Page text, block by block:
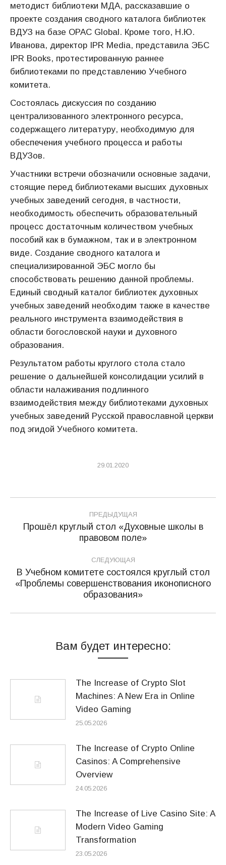
методист библиотеки МДА, рассказавшие о
проекте создания сводного каталога библиотек
ВДУЗ на базе OPAC Global. Кроме того, Н.Ю.
Иванова, директор IPR Media, представила ЭБС
IPR Books, протестированную раннее
библиотеками по представлению Учебного
комитета.
Состоялась дискуссия по созданию
централизованного электронного ресурса,
содержащего литературу, необходимую для
обеспечения учебного процесса и работы
ВДУЗов.
Участники встречи обозначили основные задачи,
стоящие перед библиотеками высших духовных
учебных заведений сегодня, в частности,
необходимость обеспечить образовательный
процесс достаточным количеством учебных
пособий как в бумажном, так и в электронном
виде. Создание сводного каталога и
специализированной ЭБС могло бы
способствовать решению данной проблемы.
Единый сводный каталог библиотек духовных
учебных заведений необходим также в качестве
реального инструмента взаимодействия в
области богословской науки и духовного
образования.
Результатом работы круглого стола стало
решение о дальнейшей консолидации усилий в
области налаживания подлинного
взаимодействия между библиотеками духовных
учебных заведений Русской православной церкви
под эгидой Учебного комитета.
29.01.2020
Навигация
по
ПРЕДЫДУЩАЯ
Предыдущая
Прошёл круглый стол «Духовные школы в
правовом поле»
СЛЕДУЮЩАЯ
Следующая
запись:
В Учебном комитете состоялся круглый стол
«Проблемы совершенствования иконописного
образования»
Вам будет интересно:
The Increase of Crypto Slot
Machines: A New Era in Online
Video Gaming
25.05.2026
The Increase of Crypto Online
Casinos: A Comprehensive
Overview
24.05.2026
The Increase of Live Casino Site: A
Modern Video Gaming
Transformation
23.05.2026